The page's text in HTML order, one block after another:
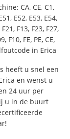
CA, CE, C1,
E52, E53, E54,
F13, F23, F27,
F10, FE, PE, CE,
in Erica
heeft u snel een
en wenst u
24 uur per
u in de buurt